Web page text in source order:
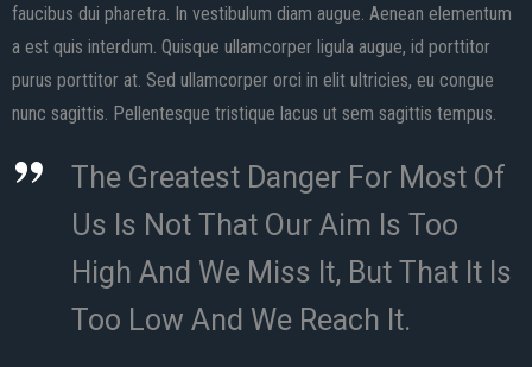
faucibus dui pharetra. In vestibulum diam augue. Aenean elementum
a est quis interdum. Quisque ullamcorper ligula augue, id porttitor
purus porttitor at. Sed ullamcorper orci in elit ultricies, eu congue
nunc sagittis. Pellentesque tristique lacus ut sem sagittis tempus.
The Greatest Danger For Most Of
Us Is Not That Our Aim Is Too
High And We Miss It, But That It Is
Too Low And We Reach It.